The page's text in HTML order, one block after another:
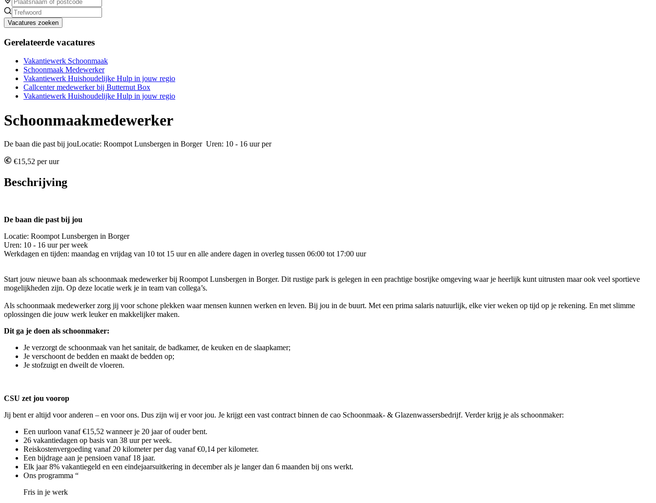
Vacatures zoeken
Gerelateerde vacatures
Vakantiewerk Schoonmaak
Schoonmaak Medewerker
Vakantiewerk Huishoudelijke Hulp in jouw regio
Callcenter medewerker bij Butternut Box
Vakantiewerk Huishoudelijke Hulp in jouw regio
Schoonmaakmedewerker
De baan die past bij jouLocatie: Roompot Lunsbergen in Borger Uren: 10 - 16 uur per
€15,52 per uur
Beschrijving
De baan die past bij jou
Locatie: Roompot Lunsbergen in Borger
Uren: 10 - 16 uur per week
Werkdagen en tijden: maandag en vrijdag van 10 tot 15 uur en alle andere dagen in overleg tussen 06:00 tot 17:00 uur
Start jouw nieuwe baan als schoonmaak medewerker bij Roompot Lunsbergen in Borger. Dit rustige park is gelegen in een prachtige bosrijke omgeving waar je heerlijk kunt uitrusten maar ook veel sportieve
mogelijkheden zijn. Op deze locatie werk je in team van collega’s.
Als schoonmaak medewerker zorg jij voor schone plekken waar mensen kunnen werken en leven. Bij jou in de buurt. Met een prima salaris natuurlijk, elke vier weken op tijd op je rekening. En met slimme
oplossingen die jouw werk leuker en makkelijker maken.
Dit ga je doen als schoonmaker:
Je verzorgt de schoonmaak van het sanitair, de badkamer, de keuken en de slaapkamer;
Je verschoont de bedden en maakt de bedden op;
Je stofzuigt en dweilt de vloeren.
CSU zet jou voorop
Jij bent er altijd voor anderen – en voor ons. Dus zijn wij er voor jou. Je krijgt een vast contract binnen de cao Schoonmaak- & Glazenwassersbedrijf. Verder krijg je als schoonmaker:
Een uurloon vanaf €15,52 wanneer je 20 jaar of ouder bent.
26 vakantiedagen op basis van 38 uur per week.
Reiskostenvergoeding vanaf 20 kilometer per dag vanaf €0,14 per kilometer.
Een bijdrage aan je pensioen vanaf 18 jaar.
Elk jaar 8% vakantiegeld en een eindejaarsuitkering in december als je langer dan 6 maanden bij ons werkt.
Ons programma “
Fris in je werk